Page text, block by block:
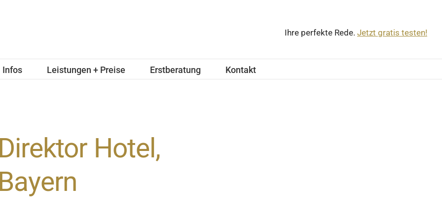
Ihre perfekte Rede. Jetzt gratis testen!
Infos Leistungen + Preise Erstberatung Kontakt
Direktor Hotel,
Bayern